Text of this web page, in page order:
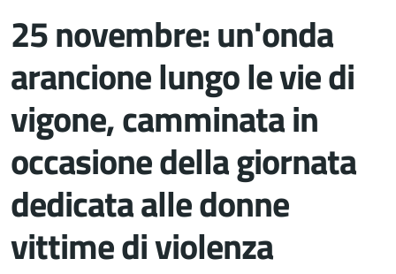
25 novembre: un'onda
arancione lungo le vie di
vigone, camminata in
occasione della giornata
dedicata alle donne
vittime di violenza